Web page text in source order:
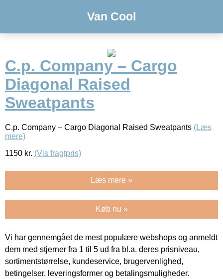
Van Cool
C.p. Company – Cargo
Diagonal Raised
Sweatpants
C.p. Company – Cargo Diagonal Raised Sweatpants (Læs
mere)
1150 kr. (Vis fragtpris)
Læs mere »
Køb nu »
Vi har gennemgået de mest populære webshops og anmeldt
dem med stjerner fra 1 til 5 ud fra bl.a. deres prisniveau,
sortimentstørrelse, kundeservice, brugervenlighed,
betingelser, leveringsformer og betalingsmuligheder.